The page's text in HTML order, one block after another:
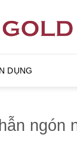
DỤNG
ngón